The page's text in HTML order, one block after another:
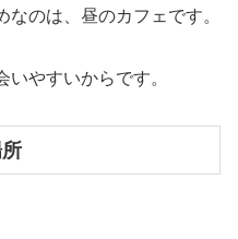
のは、昼のカフェです。
やすいからです。